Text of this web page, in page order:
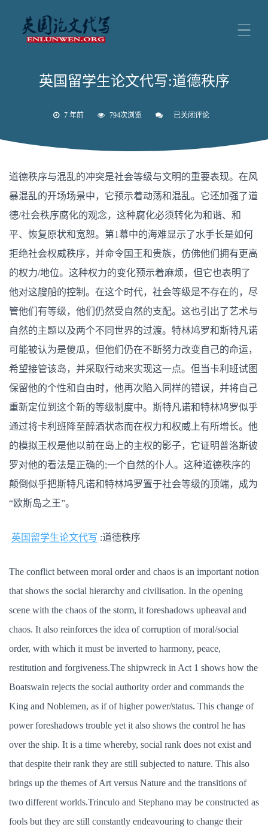
英国留学生论文代写:道德秩序
7 年前 794次浏览
英
文
写:
德
序
已关闭评论
道德秩序与混乱的冲突是社会等级与文明的重要表现。在风
暴混乱的开场场景中，它预示着动荡和混乱。它还加强了道
德/社会秩序腐化的观念，这种腐化必须转化为和谐、和
平、恢复原状和宽恕。第1幕中的海难显示了水手长是如何
拒绝社会权威秩序，并命令国王和贵族，仿佛他们拥有更高
的权力/地位。这种权力的变化预示着麻烦，但它也表明了
他对这艘船的控制。在这个时代，社会等级是不存在的，尽
管他们有等级，他们仍然受自然的支配。这也引出了艺术与
自然的主题以及两个不同世界的过渡。特林鸠罗和斯特凡诺
可能被认为是傻瓜，但他们仍在不断努力改变自己的命运，
希望接管该岛，并采取行动来实现这一点。但当卡利班试图
保留他的个性和自由时，他再次陷入同样的错误，并将自己
重新定位到这个新的等级制度中。斯特凡诺和特林鸠罗似乎
通过将卡利班降至醉酒状态而在权力和权威上有所增长。他
的模拟王权是他以前在岛上的主权的影子，它证明普洛斯彼
罗对他的看法是正确的;一个自然的仆人。这种道德秩序的
颠倒似乎把斯特凡诺和特林鸠罗置于社会等级的顶端，成为
“欧斯岛之王”。
英国留学生论文代写 :道德秩序
The conflict between moral order and chaos is an important notion
that shows the social hierarchy and civilisation. In the opening
scene with the chaos of the storm, it foreshadows upheaval and
chaos. It also reinforces the idea of corruption of moral/social
order, with which it must be inverted to harmony, peace,
restitution and forgiveness.The shipwreck in Act 1 shows how the
Boatswain rejects the social authority order and commands the
King and Noblemen, as if of higher power/status. This change of
power foreshadows trouble yet it also shows the control he has
over the ship. It is a time whereby, social rank does not exist and
that despite their rank they are still subjected to nature. This also
brings up the themes of Art versus Nature and the transitions of
two different worlds.Trinculo and Stephano may be constructed as
fools but they are still constantly endeavouring to change their